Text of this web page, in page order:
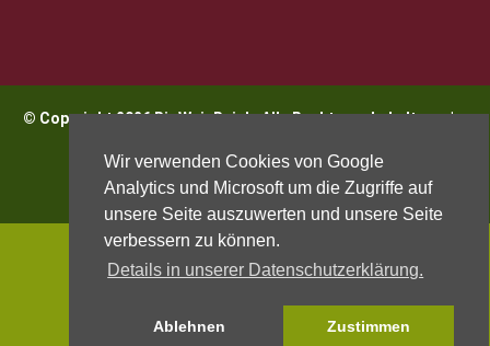
Wir verwenden Cookies von Google
Analytics und Microsoft um die Zugriffe auf
unsere Seite auszuwerten und unsere Seite
verbessern zu können.
Details in unserer Datenschutzerklärung.
Ablehnen Zustimmen
© Copyright 2026 BioWeinReich. Alle Rechte vorbehalten |